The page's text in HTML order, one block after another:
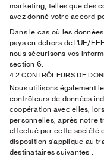
marketing, telles que des
avez donné votre accord
Dans le cas où les
pays en dehors de l'UE/
nous sécurisons vos
section 6.
4.2 CONTRÔLEURS DE
Nous utilisons également
contrôleurs de données
coopération avec elles,
personnelles, après notre
effectué par cette société
disposition s'applique au
destinataires suivantes :